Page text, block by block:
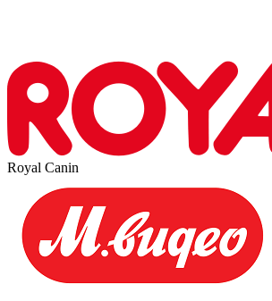
Royal Canin